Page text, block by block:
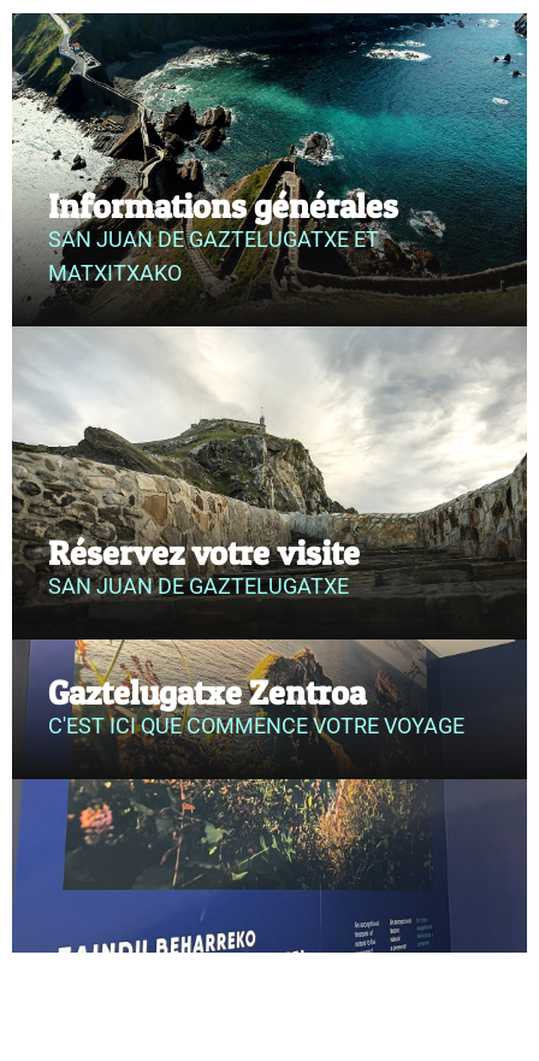
Informations générales
SAN JUAN DE GAZTELUGATXE ET
MATXITXAKO
Réservez votre visite
SAN JUAN DE GAZTELUGATXE
Gaztelugatxe Zentroa
C'EST ICI QUE COMMENCE VOTRE VOYAGE